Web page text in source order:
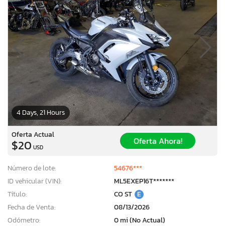
4 Days, 21 Hours
Oferta Actual
$20 USD
Oferta Ahora!
Número de lote:
54676***
ID vehicular (VIN):
ML5EXEP16T*******
Título:
CO ST E
Fecha de Venta:
08/13/2026
Odómetro:
0 mi (No Actual)